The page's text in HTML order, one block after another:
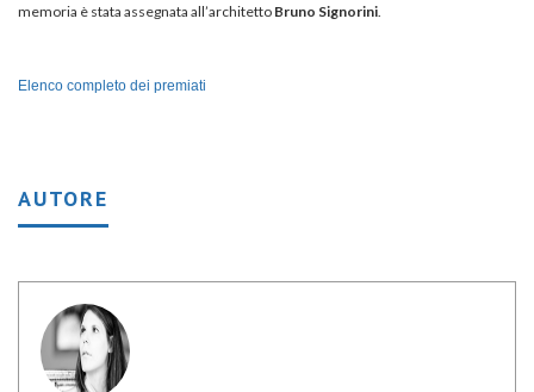
memoria è stata assegnata all’architetto Bruno Signorini.
Elenco completo dei premiati
AUTORE